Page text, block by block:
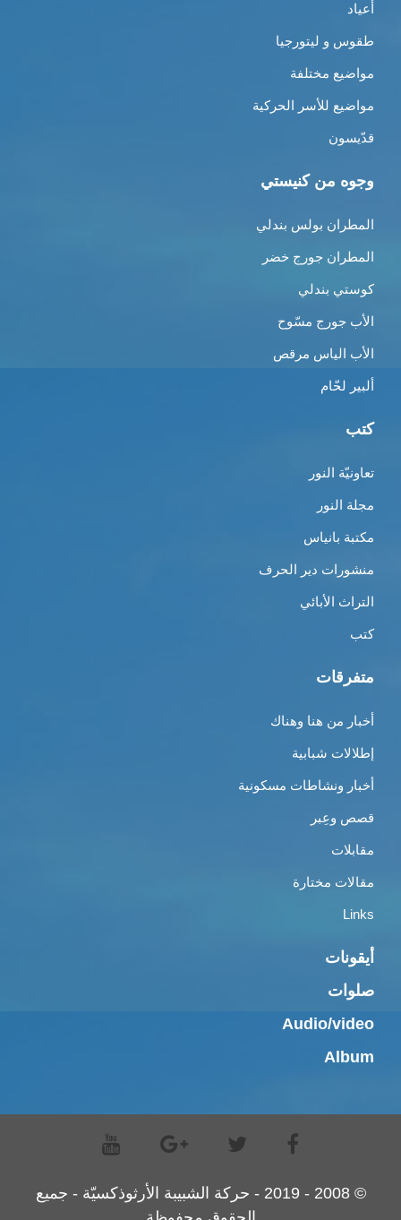
أعياد
طقوس و ليتورجيا
مواضيع مختلفة
مواضيع للأسر الحركية
قدّيسون
وجوه من كنيستي
المطران بولس بندلي
المطران جورج خضر
كوستي بندلي
الأب جورج مسّوح
الأب الياس مرقص
ألبير لحّام
كتب
تعاونيّة النور
مجلة النور
مكتبة بانياس
منشورات دير الحرف
التراث الأبائي
كتب
متفرقات
أخبار من هنا وهناك
إطلالات شبابية
أخبار ونشاطات مسكونية
قصص وعِبر
مقابلات
مقالات مختارة
Links
أيقونات
صلوات
Audio/video
Album
© 2008 - 2019 - حركة الشبيبة الأرثوذكسيّة - جميع